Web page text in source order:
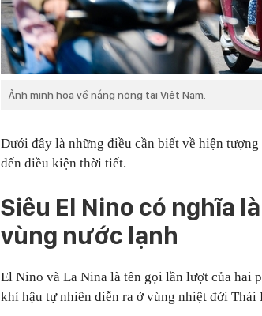
Ảnh minh họa về nắng nóng tại Việt Nam.
Dưới đây là những điều cần biết về hiện
đến điều kiện thời tiết.
Siêu El Nino có nghĩa
vùng nước lạnh
El Nino và La Nina là tên gọi lần lượt của hai
khí hậu tự nhiên diễn ra ở vùng nhiệt đới Thái